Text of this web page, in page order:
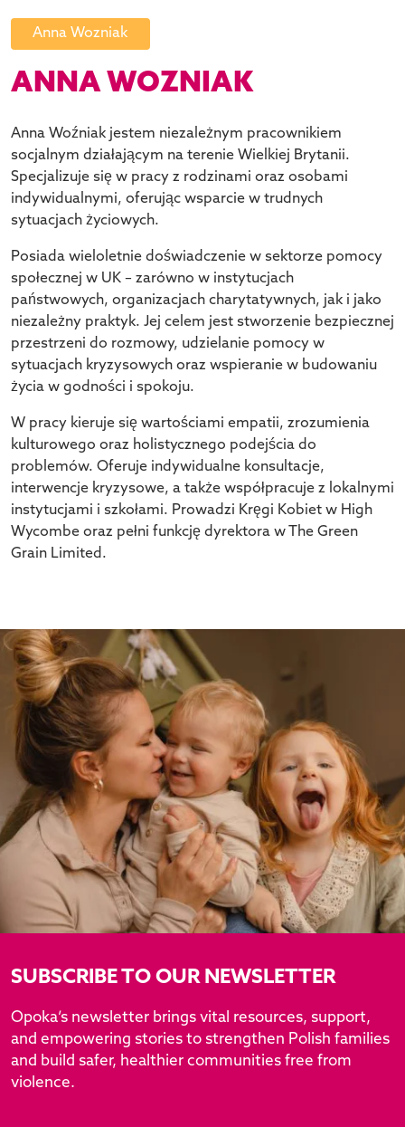
Anna Wozniak
ANNA WOZNIAK
Anna Woźniak jestem niezależnym pracownikiem
socjalnym działającym na terenie Wielkiej Brytanii.
Specjalizuje się w pracy z rodzinami oraz osobami
indywidualnymi, oferując wsparcie w trudnych
sytuacjach życiowych.
Posiada wieloletnie doświadczenie w sektorze pomocy
społecznej w UK – zarówno w instytucjach
państwowych, organizacjach charytatywnych, jak i jako
niezależny praktyk. Jej celem jest stworzenie bezpiecznej
przestrzeni do rozmowy, udzielanie pomocy w
sytuacjach kryzysowych oraz wspieranie w budowaniu
życia w godności i spokoju.
W pracy kieruje się wartościami empatii, zrozumienia
kulturowego oraz holistycznego podejścia do
problemów. Oferuje indywidualne konsultacje,
interwencje kryzysowe, a także współpracuje z lokalnymi
instytucjami i szkołami. Prowadzi Kręgi Kobiet w High
Wycombe oraz pełni funkcję dyrektora w The Green
Grain Limited.
SUBSCRIBE TO OUR NEWSLETTER
Opoka’s newsletter brings vital resources, support,
and empowering stories to strengthen Polish families
and build safer, healthier communities free from
violence.